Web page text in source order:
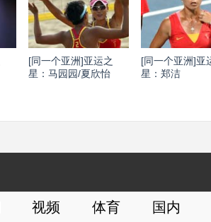
[同一个亚洲]亚运之
星：马园园/夏欣怡
[同一个亚洲]亚
星：郑洁